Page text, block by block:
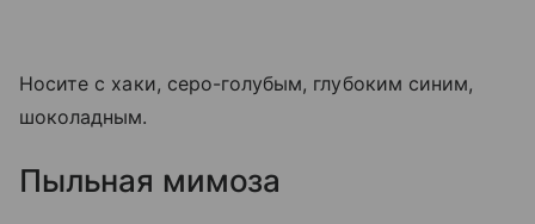
Носите с хаки, серо-голубым, глубоким синим,
шоколадным.
Пыльная мимоза